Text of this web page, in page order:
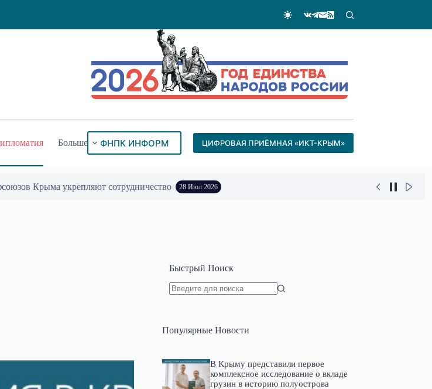
Больше ФНПК ИНФОРМ ЦИФРОВАЯ ПРИЁМНАЯ «ИКТ-КРЫМ»
служение» 17 Июл 2026
Быстрый Поиск
Популярные Новости
В Крыму представили первое
комплексное исследование о вкладе
грузин в историю полуострова